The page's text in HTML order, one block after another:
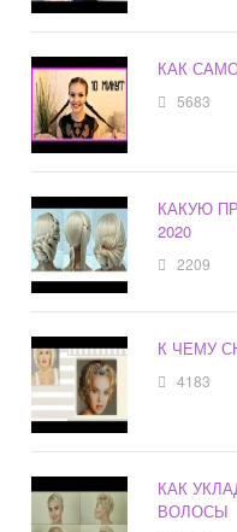
КАК
5683
КАКУЮ
2020
2209
К ЧЕМУ
4183
КАК
ВОЛОСЫ